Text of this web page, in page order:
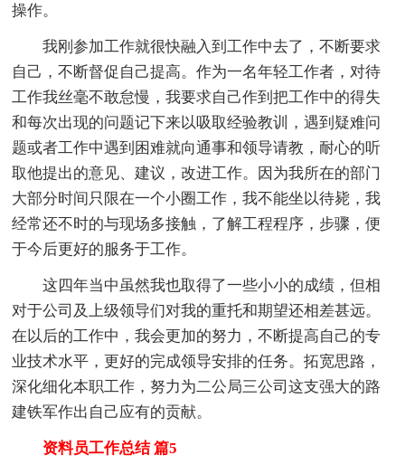
操作。
我刚参加工作就很快融入到工作中去了，不断要求
自己，不断督促自己提高。作为一名年轻工作者，对待
工作我丝毫不敢怠慢，我要求自己作到把工作中的得失
和每次出现的问题记下来以吸取经验教训，遇到疑难问
题或者工作中遇到困难就向通事和领导请教，耐心的听
取他提出的意见、建议，改进工作。因为我所在的部门
大部分时间只限在一个小圈工作，我不能坐以待毙，我
经常还不时的与现场多接触，了解工程程序，步骤，便
于今后更好的服务于工作。
这四年当中虽然我也取得了一些小小的成绩，但相
对于公司及上级领导们对我的重托和期望还相差甚远。
在以后的工作中，我会更加的努力，不断提高自己的专
业技术水平，更好的完成领导安排的任务。拓宽思路，
深化细化本职工作，努力为二公局三公司这支强大的路
建铁军作出自己应有的贡献。
资料员工作总结 篇5